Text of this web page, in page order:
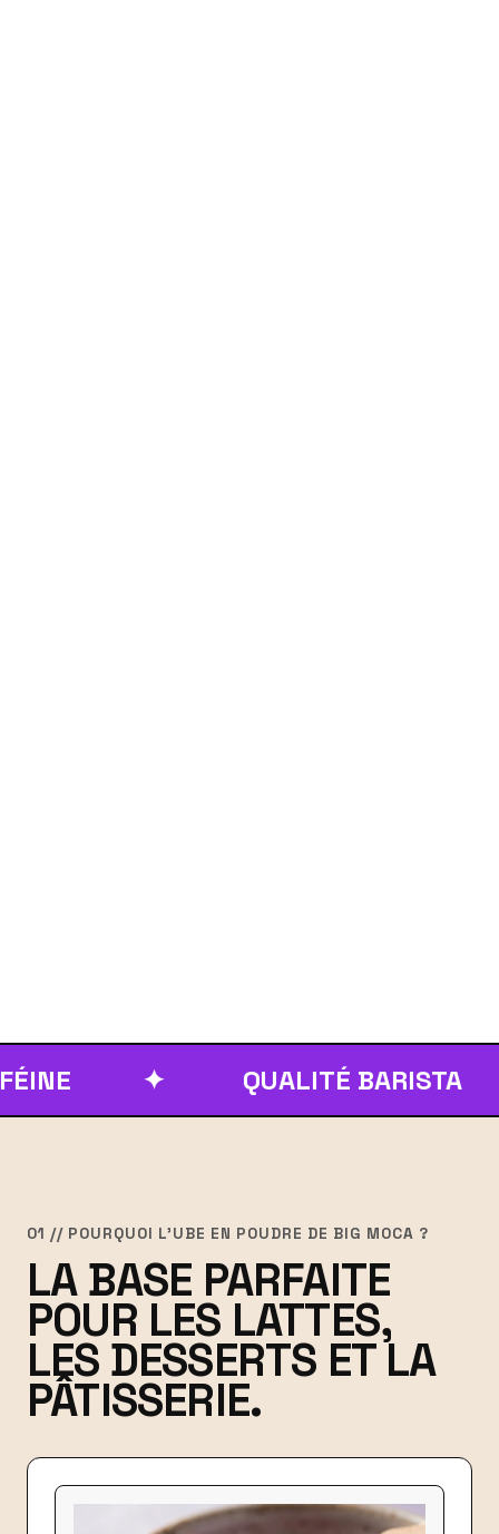
QUALITÉ BARISTA ✦
01 // POURQUOI L'UBE EN POUDRE DE BIG MOCA ?
LA BASE PARFAITE
POUR LES LATTES,
LES DESSERTS ET LA
PÂTISSERIE.